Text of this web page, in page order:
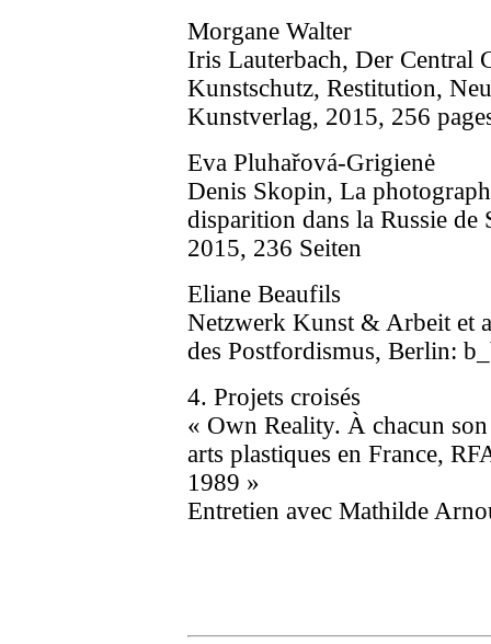
Morgane Walter
Iris Lauterbach, Der Central
Kunstschutz, Restitution,
Kunstverlag, 2015, 256
Eva Pluhařová-Grigienė
Denis Skopin, La
disparition dans la Russie de
2015, 236 Seiten
Eliane Beaufils
Netzwerk Kunst & Arbeit et
des Postfordismus, Berlin:
4. Projets croisés
« Own Reality. À chacun
arts plastiques en France,
1989 »
Entretien avec Mathilde